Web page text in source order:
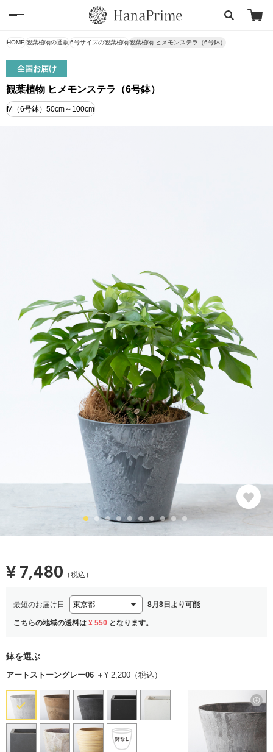
HOME 観葉植物の通販 6号サイズの観葉植物観葉植物 ヒメモンステラ（6号鉢）
全国お届け
観葉植物 ヒメモンステラ（6号鉢）
M（6号鉢）50cm～100cm
¥ 7,480 （税込）
最短のお届け日 8月8日より可能
こちらの地域の送料は ¥ 550 となります。
鉢を選ぶ
アートストーングレー06 ＋¥ 2,200（税込）